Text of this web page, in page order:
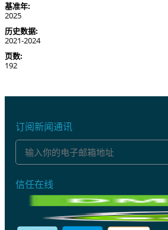
基准年:
2025
历史数据:
2021-2024
页数:
192
订阅新闻通讯
信任在线